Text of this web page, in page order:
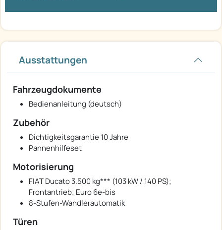
Ausstattungen
Fahrzeugdokumente
Bedienanleitung (deutsch)
Zubehör
Dichtigkeitsgarantie 10 Jahre
Pannenhilfeset
Motorisierung
FIAT Ducato 3.500 kg*** (103 kW / 140 PS);
Frontantrieb; Euro 6e-bis
8-Stufen-Wandlerautomatik
Türen